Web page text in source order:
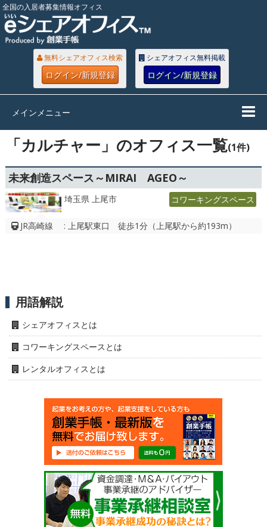
全国の入居者募集情報オフィス
無料シェアオフィス検索
ログイン/新規登録
シェアオフィス無料掲載
ログイン/新規登録
メインメニュー
「カルチャー」のオフィス一覧(1件)
未来創造スペース～MIRAI AGEO～
埼玉県 上尾市 コワーキングスペース
JR高崎線 : 上尾駅東口 徒歩1分（上尾駅から約193m）
用語解説
シェアオフィスとは
コワーキングスペースとは
レンタルオフィスとは